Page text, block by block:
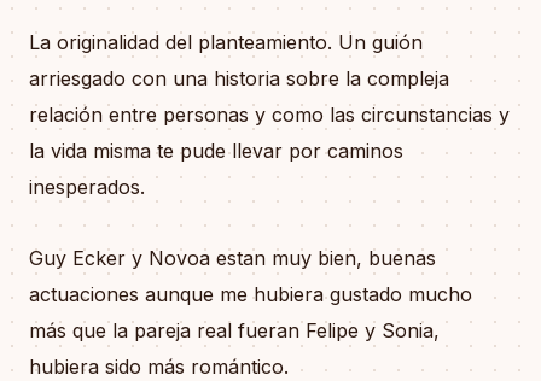
La originalidad del planteamiento. Un guión
arriesgado con una historia sobre la compleja
relación entre personas y como las circunstancias y
la vida misma te pude llevar por caminos
inesperados.
Guy Ecker y Novoa estan muy bien, buenas
actuaciones aunque me hubiera gustado mucho
más que la pareja real fueran Felipe y Sonia,
hubiera sido más romántico.